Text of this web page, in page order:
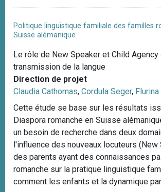
Politique linguistique familiale des familles
Suisse alémanique
Le rôle de New Speaker et Child Agency
transmission de la langue
Direction de projet
Claudia Cathomas, Cordula Seger, Flurina
Cette étude se base sur les résultats
Diaspora romanche en Suisse
un besoin de recherche dans deux
l'influence des nouveaux locuteurs (New
des parents ayant des connaissances
romanche sur la pratique linguistique
comment les enfants et la dynamique